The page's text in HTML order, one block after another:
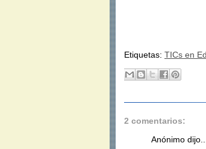
Etiquetas: TICs en
2 comentarios:
Anónimo